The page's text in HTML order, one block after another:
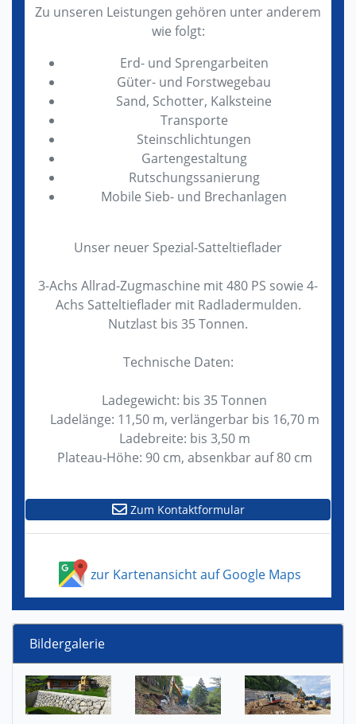
Zu unseren Leistungen gehören unter anderem
wie folgt:
Erd- und Sprengarbeiten
Güter- und Forstwegebau
Sand, Schotter, Kalksteine
Transporte
Steinschlichtungen
Gartengestaltung
Rutschungssanierung
Mobile Sieb- und Brechanlagen
Unser neuer Spezial-Satteltieflader
3-Achs Allrad-Zugmaschine mit 480 PS sowie 4-
Achs Satteltieflader mit Radladermulden.
Nutzlast bis 35 Tonnen.
Technische Daten:
Ladegewicht: bis 35 Tonnen
Ladelänge: 11,50 m, verlängerbar bis 16,70 m
Ladebreite: bis 3,50 m
Plateau-Höhe: 90 cm, absenkbar auf 80 cm
Zum Kontaktformular
zur Kartenansicht auf Google Maps
Bildergalerie